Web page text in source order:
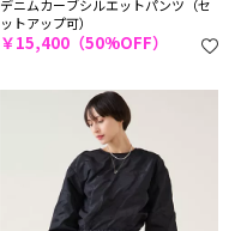
デニムカーブシルエットパンツ（セ
ットアップ可）
￥15,400（50%OFF）